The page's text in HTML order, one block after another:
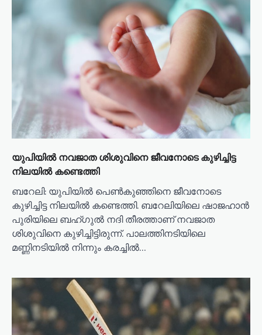
g
o
n
യുപിയിൽ നവജാത ശിശുവിനെ ജീവനോടെ കുഴിച്ചിട്ട
നിലയിൽ കണ്ടെത്തി
ബറേലി: യുപിയിൽ പെൺകുഞ്ഞിനെ ജീവനോടെ
കുഴിച്ചിട്ട നിലയിൽ കണ്ടെത്തി. ബറേലിയിലെ ഷാജഹാൻ
പുരിയിലെ ബഹ്ഗുൽ നദി തീരത്താണ് നവജാത
ശിശുവിനെ കുഴിച്ചിട്ടിരുന്ന്. പാലത്തിനടിയിലെ
മണ്ണിനടിയിൽ നിന്നും കരച്ചിൽ…